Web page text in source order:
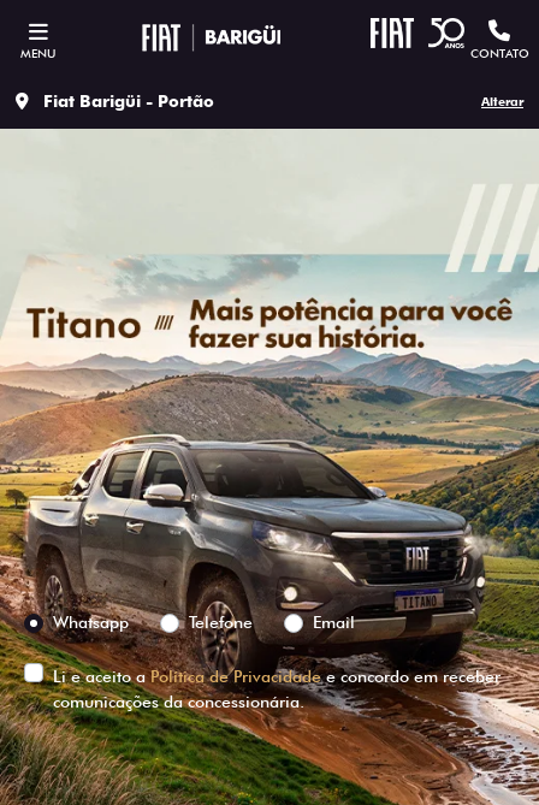
MENU CONTATO
Fiat Barigüi - Portão Alterar
Versão escolhida
Preferência de contato:
Whatsapp
Telefone Email
Li e aceito aPolítica de Privacidadee concordo em receber
comunicações da concessionária.
ENTRAR EM CONTATO